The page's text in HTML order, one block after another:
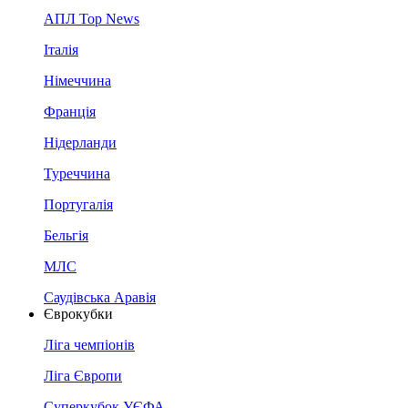
АПЛ Top News
Італія
Німеччина
Франція
Нідерланди
Туреччина
Португалія
Бельгія
МЛС
Саудівська Аравія
Єврокубки
Ліга чемпіонів
Ліга Європи